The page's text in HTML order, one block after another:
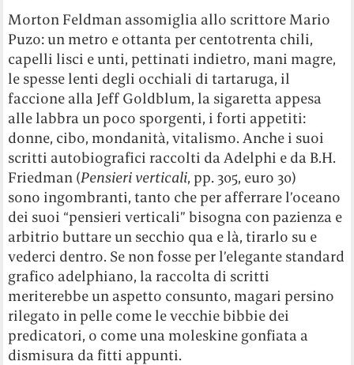
Morton Feldman assomiglia allo scrittore Mario
Puzo: un metro e ottanta per centotrenta chili,
capelli lisci e unti, pettinati indietro, mani magre,
le spesse lenti degli occhiali di tartaruga, il
faccione alla Jeff Goldblum, la sigaretta appesa
alle labbra un poco sporgenti, i forti appetiti:
donne, cibo, mondanità, vitalismo. Anche i suoi
scritti autobiografici raccolti da Adelphi e da B.H.
Friedman (Pensieri verticali, pp. 305, euro 30)
sono ingombranti, tanto che per afferrare l’oceano
dei suoi “pensieri verticali” bisogna con pazienza e
arbitrio buttare un secchio qua e là, tirarlo su e
vederci dentro. Se non fosse per l’elegante standard
grafico adelphiano, la raccolta di scritti
meriterebbe un aspetto consunto, magari persino
rilegato in pelle come le vecchie bibbie dei
predicatori, o come una moleskine gonfiata a
dismisura da fitti appunti.